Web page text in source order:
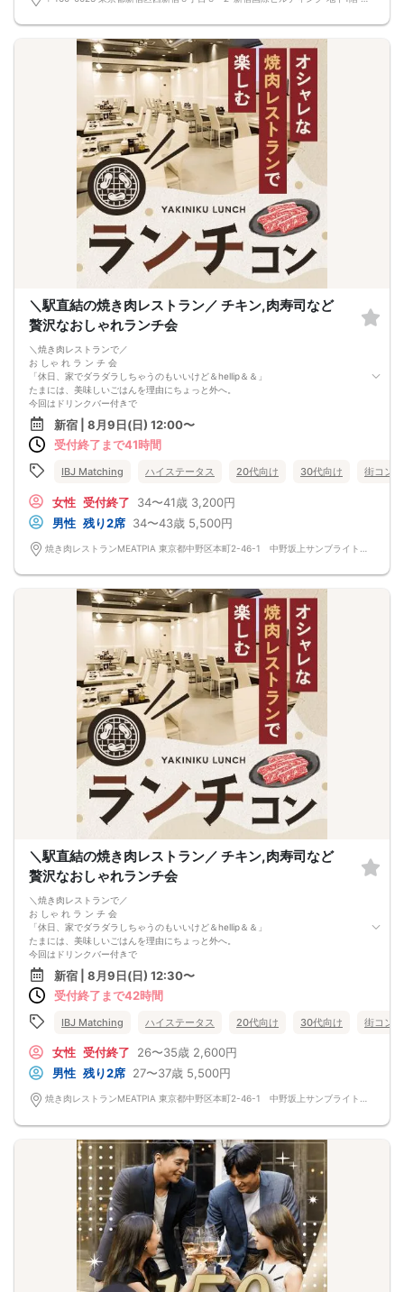
・約20分ごとに交流相手をシャッフル
・16タイプ性格相性診断をきっかけに交流
・飲み放題付き
・参加者全員に美容グッズをプレゼント
・お一人参加、初参加歓迎
■16タイプ性格相性診断
事前に診断を受けてからご参加ください。
https://www.16personalities.com/ja/性格タイプ
当日は「自分のタイプ」「相性の良いタイプ」などをきっかけに、初対面でも自
然に会話が広がります。
■当日の流れ
②乾杯・グループ交流
③約20分ごとにシャッフル
④終了・自由解散
東京都新宿区西新宿6丁目6-2
新宿国際ビルディング 地下1階
※ヒルトン東京地下1階「ヒルトピア」内
■最少催行人数
10名
■中止について
※開催確定後は原則開催します。
■注意事項
・営業、勧誘、ネットワークビジネス目的の参加禁止
・迷惑行為、泥酔、しつこい連絡先交換禁止
・受付時に年齢確認、本人確認を行う場合があります
・スタッフの案内にご協力ください
■キャンセル規定
・開催3日前まで：無料
・開催2日前〜前日：参加費の50％
・当日、無断キャンセル：参加費の100％
＼駅直結の焼き肉レストラン／ チキン,肉寿司など
贅沢なおしゃれランチ会
＼焼き肉レストランで／
お しゃ れ ラ ン チ 会
「休日、家でダラダラしちゃうのもいいけど＆hellip＆＆」
たまには、美味しいごはんを理由にちょっと外へ。
今回はドリンクバー付きで
こだわりのワンプレートランチをご用意！
-------------------------------------------------------------------
・肉寿司・牛香るフライドポテト・ヤンニョムチキン
-------------------------------------------------------------------
・清潔感あるレストランで過ごしたい
・まずは気軽にランチ会から始めたい
ワンプレートだから気楽
・取り分け不要で気を遣わずに食べやすい
まずはランチから始めてみませんか？
※メニューは一部変更になる場合がございます。
新宿 | 8月9日(日) 12:00〜
受付終了まで41時間
IBJ Matching ハイステータス 20代向け 30代向け 街コン
女性 受付終了 34〜41歳 3,200円
男性 残り2席 34〜43歳 5,500円
＼駅直結の焼き肉レストラン／ チキン,肉寿司など
贅沢なおしゃれランチ会
＼焼き肉レストランで／
お しゃ れ ラ ン チ 会
「休日、家でダラダラしちゃうのもいいけど＆hellip＆＆」
たまには、美味しいごはんを理由にちょっと外へ。
今回はドリンクバー付きで
こだわりのワンプレートランチをご用意！
-------------------------------------------------------------------
・肉寿司・牛香るフライドポテト・ヤンニョムチキン
-------------------------------------------------------------------
・清潔感あるレストランで過ごしたい
・まずは気軽にランチ会から始めたい
ワンプレートだから気楽
・取り分け不要で気を遣わずに食べやすい
まずはランチから始めてみませんか？
※メニューは一部変更になる場合がございます。
新宿 | 8月9日(日) 12:30〜
受付終了まで42時間
IBJ Matching ハイステータス 20代向け 30代向け 街コン
女性 受付終了 26〜35歳 2,600円
男性 残り2席 27〜37歳 5,500円